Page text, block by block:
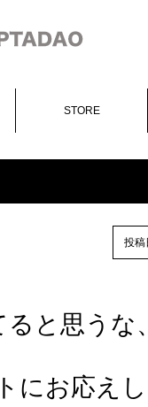
STORE
投稿
ると思う
にお応え